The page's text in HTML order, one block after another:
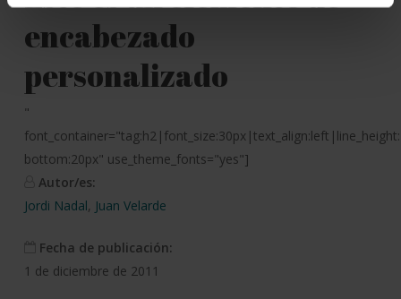
encabezado
personalizado
"
bottom:20px" use_theme_fonts="yes"]
Autor/es:
Jordi Nadal, Juan Velarde
Fecha de publicación:
1 de diciembre de 2011